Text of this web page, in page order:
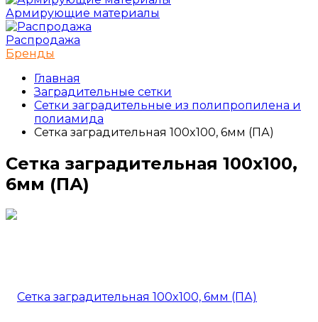
Армирующие материалы
Распродажа
Бренды
Главная
Заградительные сетки
Сетки заградительные из полипропилена и
полиамида
Сетка заградительная 100x100, 6мм (ПА)
Сетка заградительная 100x100,
6мм (ПА)